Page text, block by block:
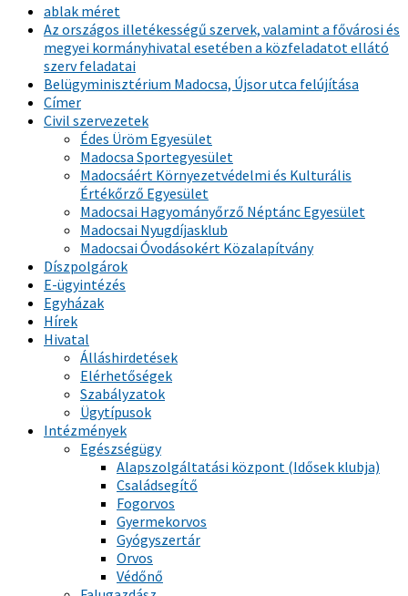
ablak méret
Az országos illetékességű szervek, valamint a fővárosi és
megyei kormányhivatal esetében a közfeladatot ellátó
szerv feladatai
Belügyminisztérium Madocsa, Újsor utca felújítása
Címer
Civil szervezetek
Édes Üröm Egyesület
Madocsa Sportegyesület
Madocsáért Környezetvédelmi és Kulturális
Értékőrző Egyesület
Madocsai Hagyományőrző Néptánc Egyesület
Madocsai Nyugdíjasklub
Madocsai Óvodásokért Közalapítvány
Díszpolgárok
E-ügyintézés
Egyházak
Hírek
Hivatal
Álláshirdetések
Elérhetőségek
Szabályzatok
Ügytípusok
Intézmények
Egészségügy
Alapszolgáltatási központ (Idősek klubja)
Családsegítő
Fogorvos
Gyermekorvos
Gyógyszertár
Orvos
Védőnő